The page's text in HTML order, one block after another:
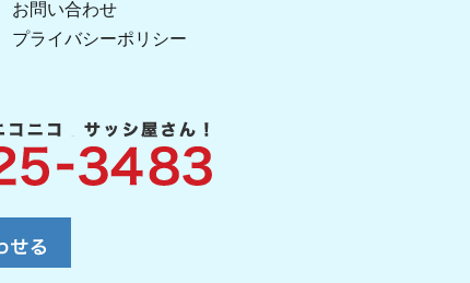
お問い合わせ
プライバシーポリシー